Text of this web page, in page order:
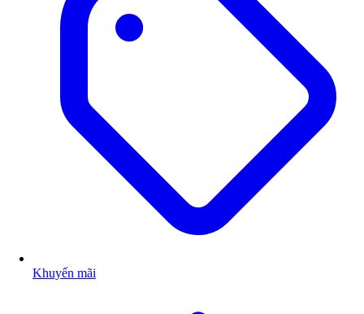
Khuyến mãi